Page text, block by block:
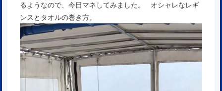
るようなので、今日マネしてみました。 オシャレなレギ
ンスとタオルの巻き方。